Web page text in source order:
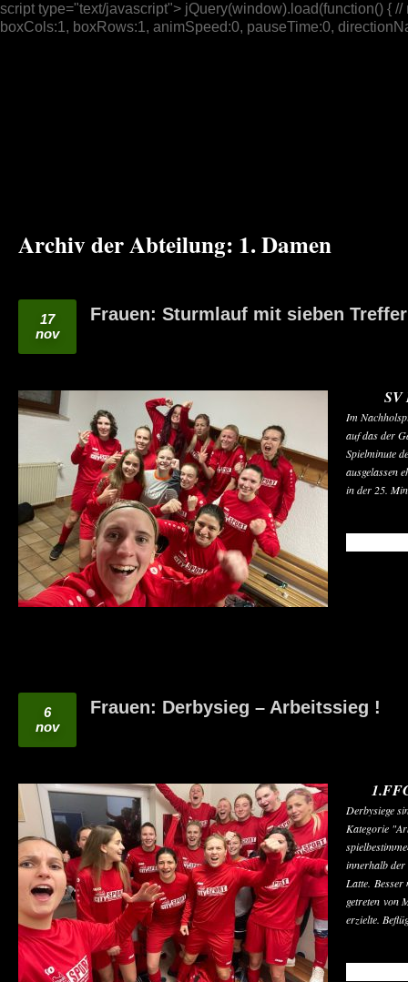
script type="text/javascript"> jQuery(window).load(function() {
boxCols:1, boxRows:1, animSpeed:0, pauseTime:0,
Archiv der Abteilung: 1. Damen
17
nov
Frauen: Sturmlauf mit sieben Treffer
SV
Im
auf das der
Spielminute
ausgelassen
in der 25.
6
nov
Frauen: Derbysieg – Arbeitssieg !
Derbysiege
Kategorie
innerhalb der
Latte. Besser
getreten von
erzielte.